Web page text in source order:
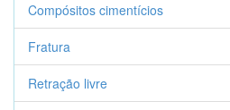
Compósitos cimentícios
Fratura
Retração livre